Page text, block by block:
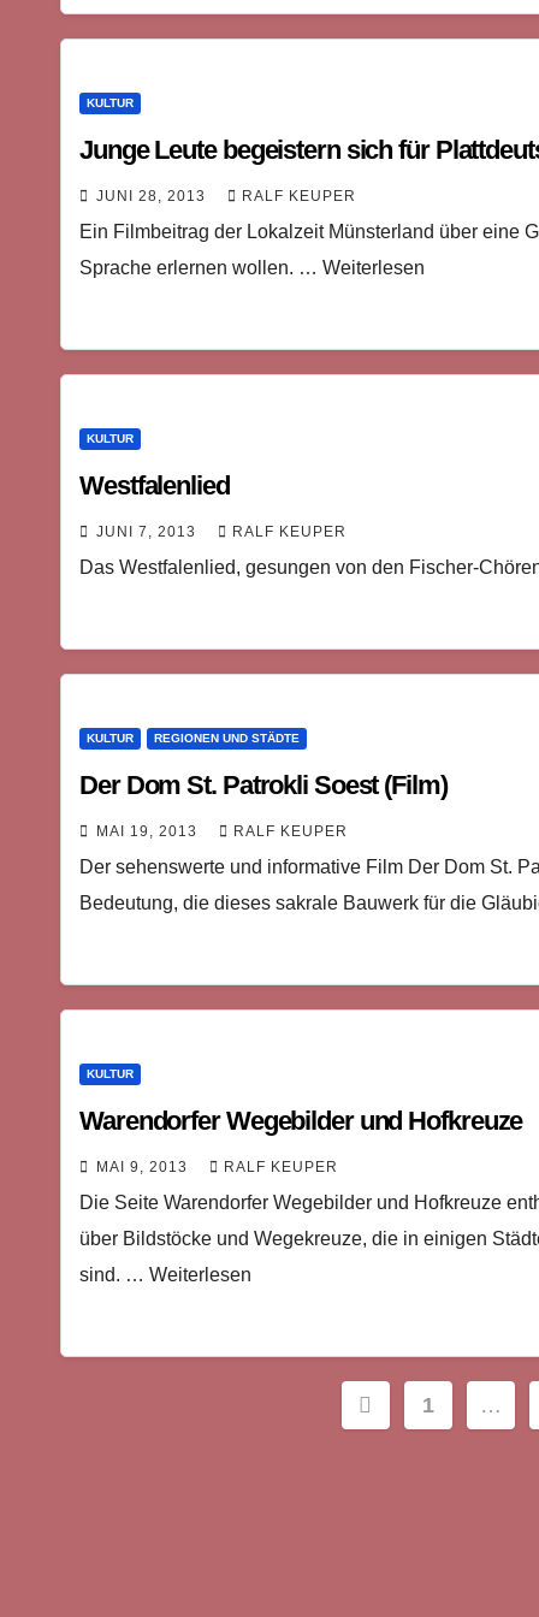
KULTUR
Junge Leute begeistern sich für
JUNI 28, 2013 RALF KEUPER
Ein Filmbeitrag der Lokalzeit Münsterland über eine
Sprache erlernen wollen. … Weiterlesen
KULTUR
Westfalenlied
JUNI 7, 2013 RALF KEUPER
Das Westfalenlied, gesungen von den Fischer-
KULTUR REGIONEN UND STÄDTE
Der Dom St. Patrokli Soest (Film)
MAI 19, 2013 RALF KEUPER
Der sehenswerte und informative Film Der Dom St.
Bedeutung, die dieses sakrale Bauwerk für die
KULTUR
Warendorfer Wegebilder und Hofkreuze
MAI 9, 2013 RALF KEUPER
Die Seite Warendorfer Wegebilder und Hofkreuze
über Bildstöcke und Wegekreuze, die in einigen
sind. … Weiterlesen
1 …